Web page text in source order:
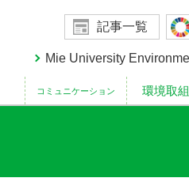
記事一覧
Mie University